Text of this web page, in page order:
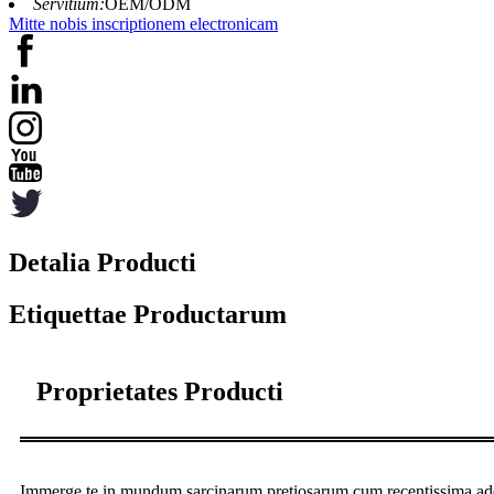
Servitium:OEM/ODM
Mitte nobis inscriptionem electronicam
Detalia Producti
Etiquettae Productarum
Proprietates Producti